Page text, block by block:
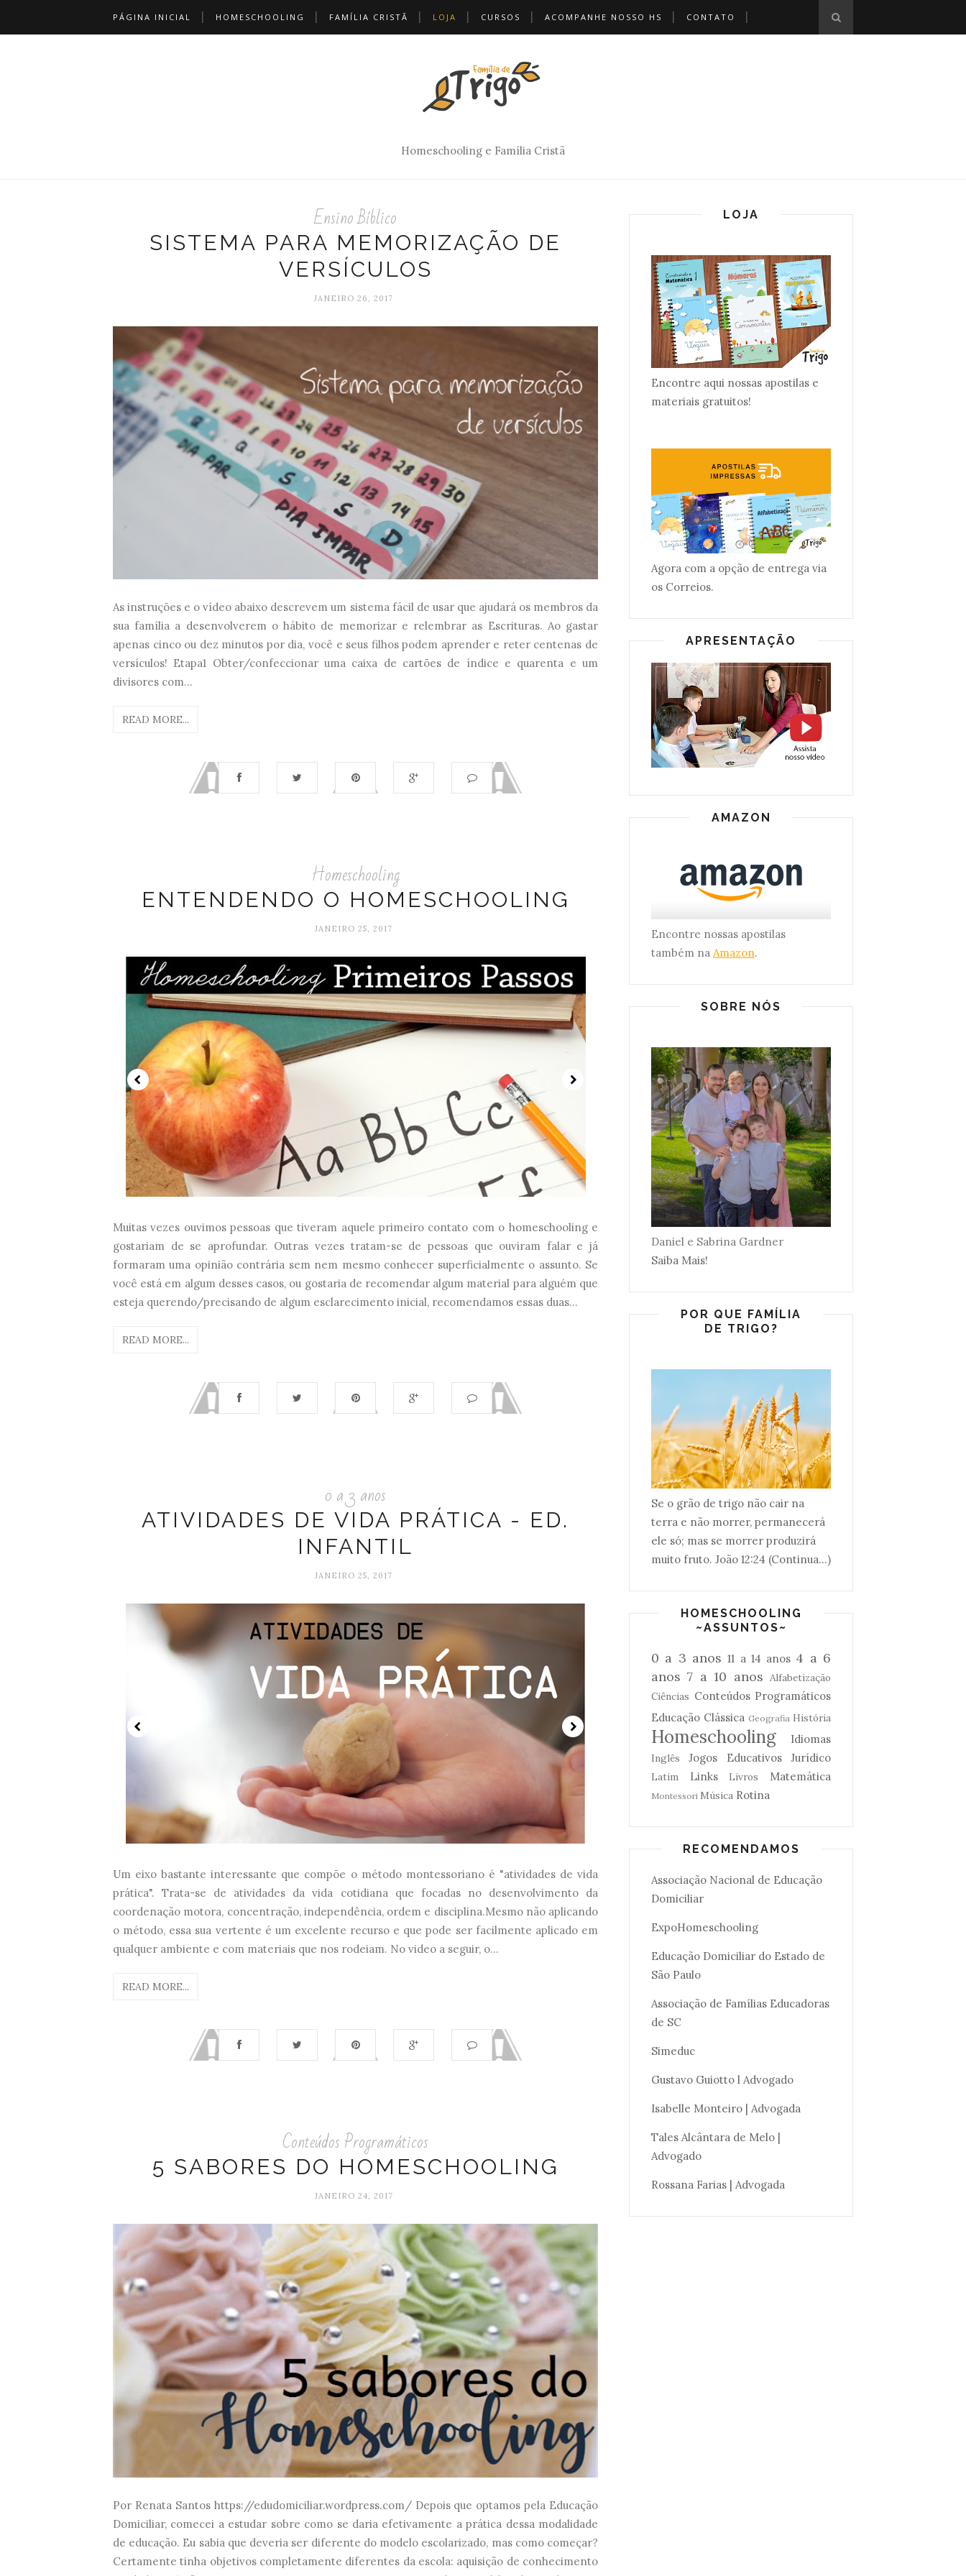
PÁGINA INICIAL HOMESCHOOLING FAMÍLIA CRISTÃ LOJA CURSOS ACOMPANHE NOSSO HS CONTATO
Homeschooling e Família Cristã
Ensino Bíblico
SISTEMA PARA MEMORIZAÇÃO DE
VERSÍCULOS
JANEIRO 26, 2017
As instruções e o vídeo abaixo descrevem um sistema fácil de usar que ajudará os membros da
sua família a desenvolverem o hábito de memorizar e relembrar as Escrituras. Ao gastar
apenas cinco ou dez minutos por dia, você e seus filhos podem aprender e reter centenas de
versículos! Etapa1 Obter/confeccionar uma caixa de cartões de índice e quarenta e um
divisores com...
READ MORE...
Homeschooling
ENTENDENDO O HOMESCHOOLING
JANEIRO 25, 2017
Muitas vezes ouvimos pessoas que tiveram aquele primeiro contato com o homeschooling e
gostariam de se aprofundar. Outras vezes tratam-se de pessoas que ouviram falar e já
formaram uma opinião contrária sem nem mesmo conhecer superficialmente o assunto. Se
você está em algum desses casos, ou gostaria de recomendar algum material para alguém que
esteja querendo/precisando de algum esclarecimento inicial, recomendamos essas duas...
READ MORE...
0 a 3 anos
ATIVIDADES DE VIDA PRÁTICA - ED.
INFANTIL
JANEIRO 25, 2017
Um eixo bastante interessante que compõe o método montessoriano é "atividades de vida
prática". Trata-se de atividades da vida cotidiana que focadas no desenvolvimento da
coordenação motora, concentração, independência, ordem e disciplina.Mesmo não aplicando
o método, essa sua vertente é um excelente recurso e que pode ser facilmente aplicado em
qualquer ambiente e com materiais que nos rodeiam. No video a seguir, o...
READ MORE...
Conteúdos Programáticos
5 SABORES DO HOMESCHOOLING
JANEIRO 24, 2017
Por Renata Santos https://edudomiciliar.wordpress.com/ Depois que optamos pela Educação
Domiciliar, comecei a estudar sobre como se daria efetivamente a prática dessa modalidade
de educação. Eu sabia que deveria ser diferente do modelo escolarizado, mas como começar?
Certamente tinha objetivos completamente diferentes da escola: aquisição de conhecimento
LOJA
Encontre aqui nossas apostilas e
materiais gratuitos!
Agora com a opção de entrega via
os Correios.
APRESENTAÇÃO
AMAZON
Encontre nossas apostilas
também na Amazon.
SOBRE NÓS
Daniel e Sabrina Gardner
Saiba Mais!
POR QUE FAMÍLIA
DE TRIGO?
Se o grão de trigo não cair na
terra e não morrer, permanecerá
ele só; mas se morrer produzirá
muito fruto. João 12:24 (Continua...)
HOMESCHOOLING
~ASSUNTOS~
0 a 3 anos 11 a 14 anos 4 a 6
anos 7 a 10 anos Alfabetização
Ciências Conteúdos Programáticos
Educação Clássica Geografia História
Homeschooling Idiomas
Inglês Jogos Educativos Jurídico
Latim Links Livros Matemática
Montessori Música Rotina
RECOMENDAMOS
Associação Nacional de Educação
Domiciliar
ExpoHomeschooling
Educação Domiciliar do Estado de
São Paulo
Associação de Famílias Educadoras
de SC
Simeduc
Gustavo Guiotto l Advogado
Isabelle Monteiro | Advogada
Tales Alcântara de Melo |
Advogado
Rossana Farias | Advogada